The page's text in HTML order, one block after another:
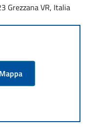
Grezzana VR, Italia